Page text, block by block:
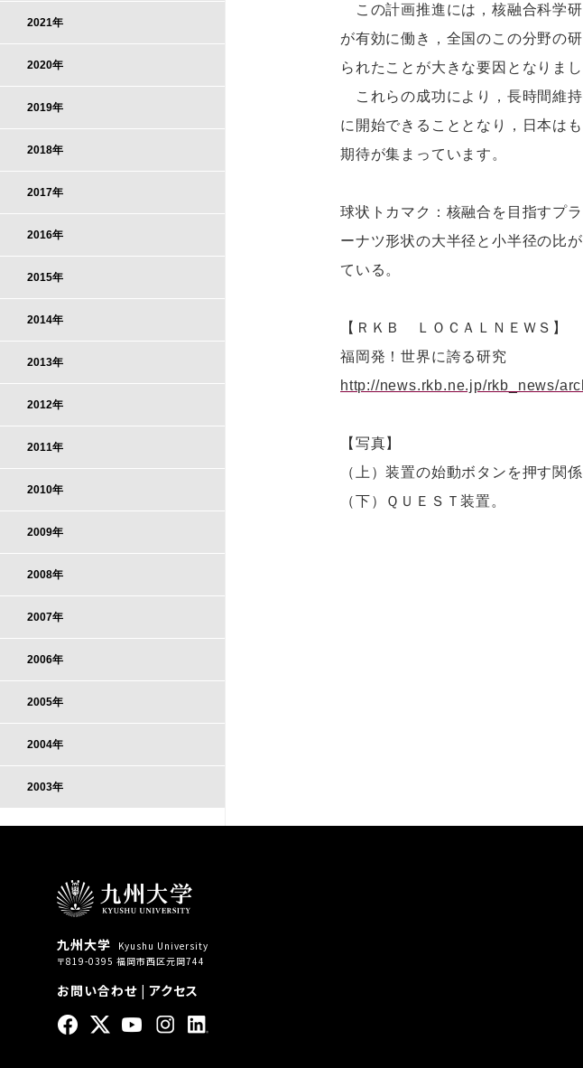
この計画推進には，核融合科学
が有効に働き，全国のこの分野の
られたことが大きな要因となりまし
これらの成功により，長時間維
に開始できることとなり，日本は
期待が集まっています。
球状トカマク：核融合を目指すプ
ーナツ形状の大半径と小半径の比
ている。
【ＲＫＢ ＬＯＣＡＬＮＥＷＳ】
福岡発！世界に誇る研究
http://news.rkb.ne.jp/rkb_news/
【写真】
（上）装置の始動ボタンを押す関係
（下）ＱＵＥＳＴ装置。
2021年
2020年
2019年
2018年
2017年
2016年
2015年
2014年
2013年
2012年
2011年
2010年
2009年
2008年
2007年
2006年
2005年
2004年
2003年
九州大学
Kyushu University
〒819-0395 福岡市西区元岡744
お問い合わせ |アクセス